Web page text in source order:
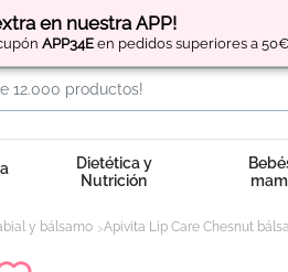
en nuestra APP!
APP34E en pedidos superiores a 50€
Regístratey obtén
Dietética y
Nutrición
y bálsamo Apivita Lip Care Chesnut